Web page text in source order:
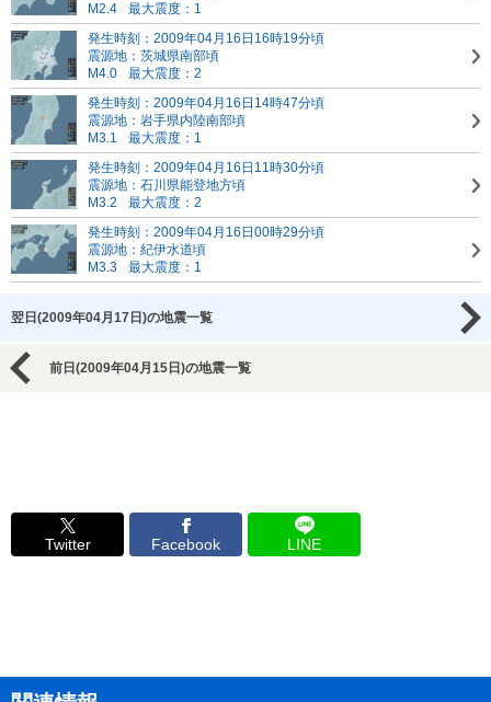
M2.4
最大震度：1
発生時刻：2009年04月16日16時19分頃
震源地：茨城県南部頃
M4.0
最大震度：2
発生時刻：2009年04月16日14時47分頃
震源地：岩手県内陸南部頃
M3.1
最大震度：1
発生時刻：2009年04月16日11時30分頃
震源地：石川県能登地方頃
M3.2
最大震度：2
発生時刻：2009年04月16日00時29分頃
震源地：紀伊水道頃
M3.3
最大震度：1
翌日(2009年04月17日)の地震一覧
前日(2009年04月15日)の地震一覧
Twitter Facebook LINE